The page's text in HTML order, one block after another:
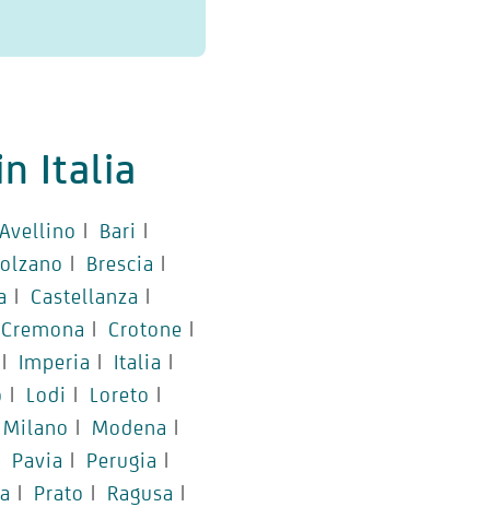
Italia
Avellino | Bari |
| Brescia |
| Castellanza |
Cremona | Crotone |
| Imperia | Italia |
| Lodi | Loreto |
Milano | Modena |
Pavia | Perugia |
| Prato | Ragusa |